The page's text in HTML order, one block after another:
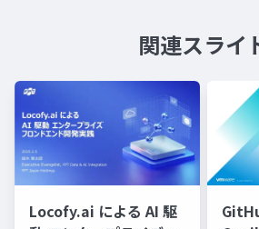
関連スライ
Locofy.ai による AI 駆